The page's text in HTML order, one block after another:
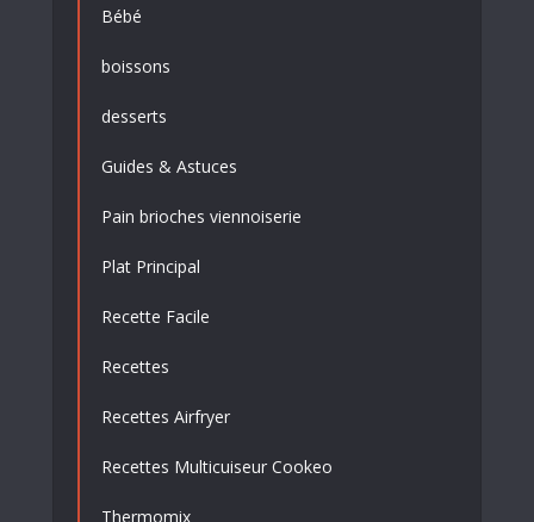
Bébé
boissons
desserts
Guides & Astuces
Pain brioches viennoiserie
Plat Principal
Recette Facile
Recettes
Recettes Airfryer
Recettes Multicuiseur Cookeo
Thermomix